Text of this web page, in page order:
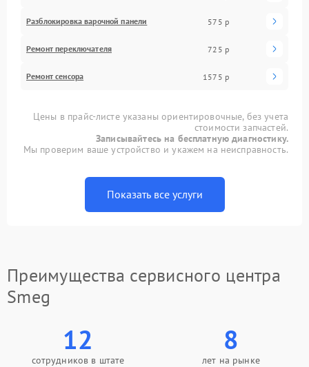
Разблокировка варочной панели 575 р
Ремонт переключателя 725 р
Ремонт сенсора 1575 р
Цены в прайс-листе указаны ориентировочные, без учета
стоимости запчастей.
Записывайтесь на бесплатную диагностику.
Мы проверим ваше устройство и укажем на неисправность.
Показать все услуги
Преимущества сервисного центра
Smeg
12
сотрудников в штате
8
лет на рынке